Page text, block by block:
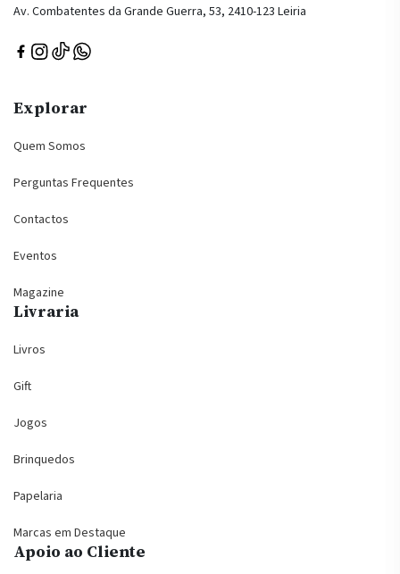
Av. Combatentes da Grande Guerra, 53, 2410-123 Leiria
Explorar
Quem Somos
Perguntas Frequentes
Contactos
Eventos
Magazine
Livraria
Livros
Gift
Jogos
Brinquedos
Papelaria
Marcas em Destaque
Apoio ao Cliente